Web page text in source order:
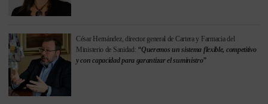
César Hernández, director general de Cartera y Farmacia del
Ministerio de Sanidad: “Queremos un sistema flexible, competitivo
y con capacidad para garantizar el suministro”